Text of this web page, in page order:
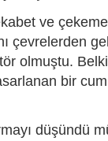
ve
çevrelerden
olmuştu.
bir
düşündü